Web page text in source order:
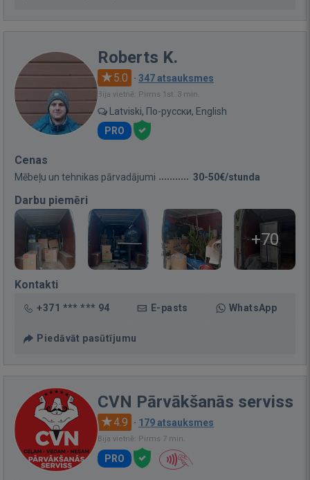
Roberts K.
5.0 · 347 atsauksmes
Bija vietnē: Pirms 1st. 3 min.
Latviski, По-русски, English
PRO
Cenas
Mēbeļu un tehnikas pārvadājumi 30-50€/stunda
Darbu piemēri
+70
Kontakti
+371 *** *** 94 E-pasts WhatsApp
Piedāvāt pasūtījumu
CVN Pārvākšanās serviss
4.9 · 179 atsauksmes
Bija vietnē: Pirms 7 min.
PRO